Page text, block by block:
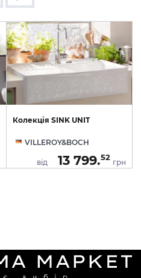
Колекція SINK UNIT
VILLEROY&BOCH
від 13 799.52
грн